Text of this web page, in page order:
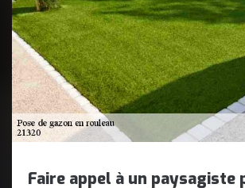
Faire appel à un paysagiste